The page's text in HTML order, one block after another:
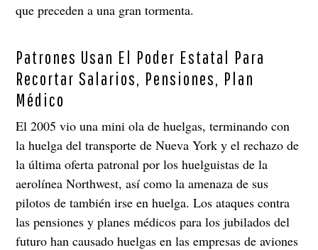
que preceden a una gran tormenta.
Patrones Usan El Poder Estatal Para
Recortar Salarios, Pensiones, Plan
Médico
El 2005 vio una mini ola de huelgas, terminando con
la huelga del transporte de Nueva York y el rechazo de
la última oferta patronal por los huelguistas de la
aerolínea Northwest, así como la amenaza de sus
pilotos de también irse en huelga. Los ataques contra
las pensiones y planes médicos para los jubilados del
futuro han causado huelgas en las empresas de aviones